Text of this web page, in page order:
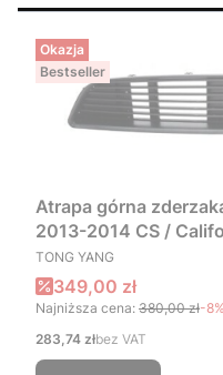
Okazja
Bestseller
Atrapa górna
2013-2014 CS /
PRODUCENT
TONG YANG
Cena promocyjna
349,00 zł
Najniższa cena: 380,00 zł-8%
Cena
283,74 złbez VAT